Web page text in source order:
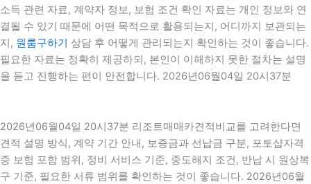
소득 관련 자료, 계약자 정보, 보험 조건 확인 자료는 개인 정보와 연
결될 수 있기 때문에 어떤 목적으로 활용되는지, 어디까지 보관되는
지, 원룸구하기 상담 후 어떻게 관리되는지 확인하는 것이 좋습니다.
필요한 자료는 정확히 제공하되, 본인이 이해하지 못한 절차는 설명
을 듣고 진행하는 편이 안전합니다. 2026년06월04일 20시37분
2026년06월04일 20시37분 리조트매매카견적비교를 고려한다면
견적 설명 방식, 계약 기간 안내, 보증금과 선납금 구분, 포토샵자격
증 보험 포함 범위, 정비 서비스 기준, 중도해지 조건, 반납 시 원상복
구 기준, 필요한 서류 범위를 확인하는 것이 좋습니다. 2026년06월